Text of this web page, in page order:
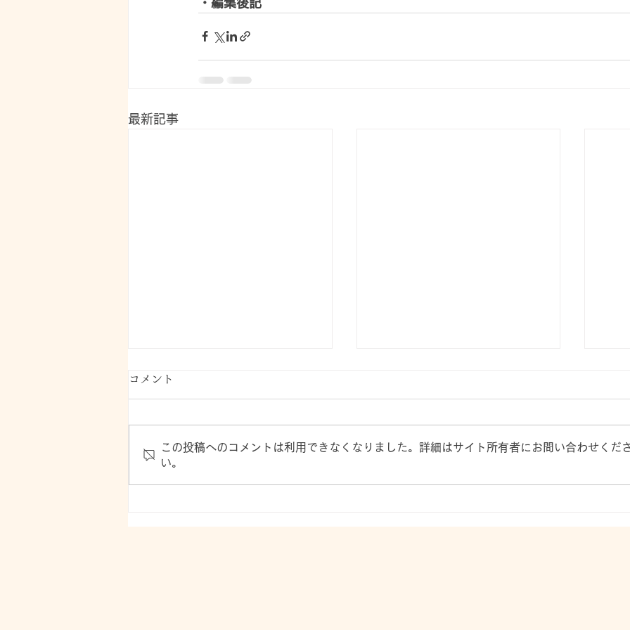
・編集後記
最新記事
コムーネACIG vol.3
コメント
この投稿へのコメントは利用できなくなりました。詳細はサイト所有者にお問い合わせくださ
い。